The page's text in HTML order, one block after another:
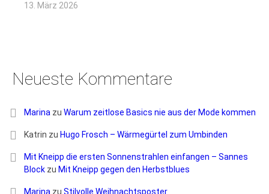
13. März 2026
Neueste Kommentare
Marina zu Warum zeitlose Basics nie aus der Mode kommen
Katrin zu Hugo Frosch – Wärmegürtel zum Umbinden
Mit Kneipp die ersten Sonnenstrahlen einfangen – Sannes
Block zu Mit Kneipp gegen den Herbstblues
Marina zu Stilvolle Weihnachtsposter